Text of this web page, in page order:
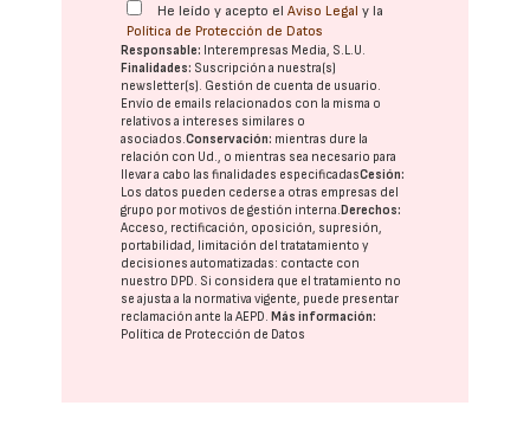
He leído y acepto elAviso Legal y la
Política de Protección de Datos
Responsable: Interempresas Media, S.L.U.
Finalidades: Suscripción a nuestra(s)
newsletter(s). Gestión de cuenta de usuario.
Envío de emails relacionados con la misma o
relativos a intereses similares o
asociados.Conservación: mientras dure la
relación con Ud., o mientras sea necesario para
llevar a cabo las finalidades especificadasCesión:
Los datos pueden cederse a otras empresas del
grupo por motivos de gestión interna.Derechos:
Acceso, rectificación, oposición, supresión,
portabilidad, limitación del tratatamiento y
decisiones automatizadas: contacte con
nuestro DPD. Si considera que el tratamiento no
se ajusta a la normativa vigente, puede presentar
reclamación ante laAEPD.Más información:
Política de Protección de Datos